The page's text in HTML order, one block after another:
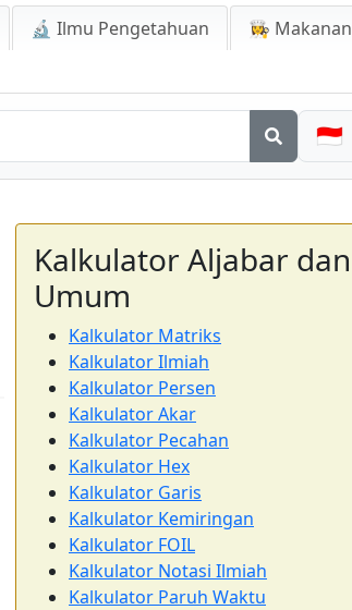
🔬 Ilmu Pengetahuan
👩‍🍳 Makanan
🇮🇩
Kalkulator Aljabar dan
Umum
Kalkulator Matriks
Kalkulator Ilmiah
Kalkulator Persen
Kalkulator Akar
Kalkulator Pecahan
Kalkulator Hex
Kalkulator Garis
Kalkulator Kemiringan
Kalkulator FOIL
Kalkulator Notasi Ilmiah
Kalkulator Paruh Waktu